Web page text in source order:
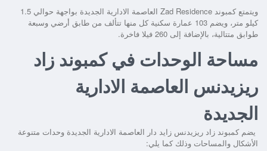
ويتمتع كمبوند Zad Residence العاصمة الادارية الجديدة
بواجهة حوالي 1.5
كيلو متر، ويضم 103 عمارة سكنية كل منها تتألف من طابق أرضي وسبعة
طوابق متتالية، بالإضافة إلى 260 فيلا فاخرة.
مساحة الوحدات في كمبوند زاد
ريزيدنس العاصمة الادارية
الجديدة
يضم كمبوند زاد ريزيدنس زايد دار العاصمة الادارية الجديدة وحدات متنوعة
الأشكال والمساحات وذلك كما يلي: